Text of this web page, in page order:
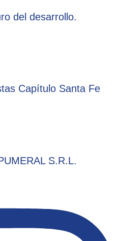
del desarrollo.
Capítulo Santa Fe
S.R.L.